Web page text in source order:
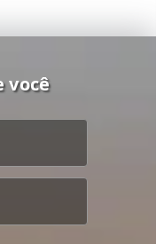
você